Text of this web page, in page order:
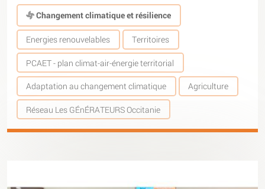
Changement climatique et résilience
Energies renouvelables Territoires
PCAET - plan climat-air-énergie territorial
Adaptation au changement climatique Agriculture
Réseau Les GÉnÉRATEURS Occitanie